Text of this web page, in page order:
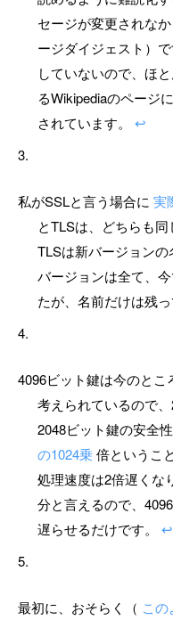
セージが変更されな
ージダイジェスト）
していないので、ほ
るWikipediaのページ
されています。↩
私がSSLと言う場合に 実
とTLSは、どちらも同
TLSは新バージョン
バージョンは全て、
たが、名前だけは残
4096ビット鍵は今のとこ
考えられているので
2048ビット鍵の安全
の1024乗倍というこ
処理速度は2倍遅くな
分と言えるので、
遅らせるだけです。↩
最初に、おそらく（ この